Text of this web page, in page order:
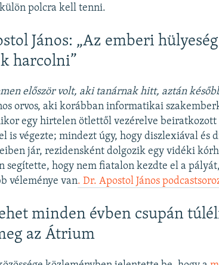
polcra kell tenni.
János: „Az emberi
harcolni”
először volt, aki tanárnak hitt, aztán
orvos, aki korábban informatikai
egy hirtelen ötlettől vezérelve beiratkozott
is végezte; mindezt úgy, hogy diszlexiával és
jár, rezidensként dolgozik egy vidéki
segítette, hogy nem fiatalon kezdte el a
véleménye van. Dr. Apostol János
minden évben csupán
az Átrium